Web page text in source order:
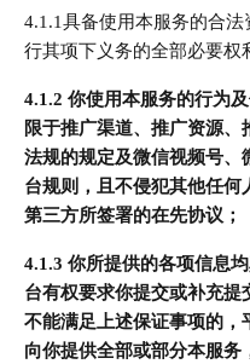
4.1.1具备使用本服务的合
行其项下义务的全部必要权
4.1.2 你使用本服务的行为
限于推广渠道、推广资源
法规的规定及微信视频号、
台规则，且不侵犯其他任
第三方所签署的在先协议；
4.1.3 你所提供的各项信息
台有权要求你提交或补充
不能满足上述保证事项的，
向你提供全部或部分本服